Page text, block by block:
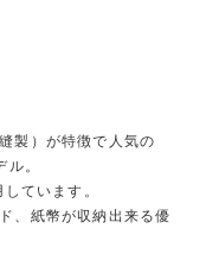
製）が特徴で人気の
。
ています。
、紙幣が収納出来る優